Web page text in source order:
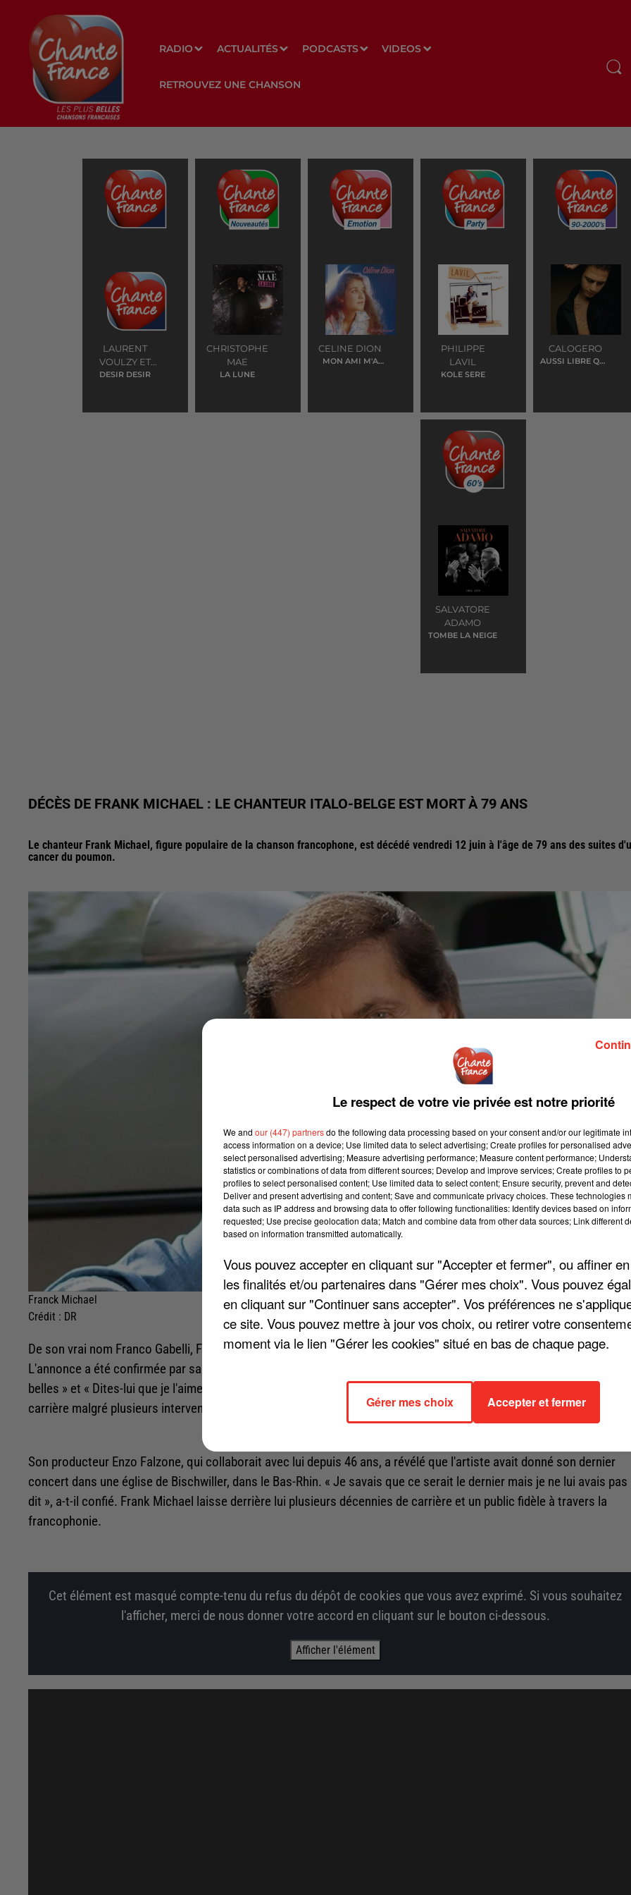
RADIO ACTUALITÉS PODCASTS VIDEOS
RETROUVEZ UNE CHANSON
LAURENT
VOULZY ET
VERONIQUE
DESIR DESIR
CHRISTOPHE
MAE
LA LUNE
CELINE DION
MON AMI M'A
PHILIPPE
LAVIL
KOLE SERE
CALOGERO
AUSSI LIBRE QUE
SALVATORE
ADAMO
TOMBE LA NEIGE
DÉCÈS DE FRANK MICHAEL : LE CHANTEUR ITALO-BELGE EST MORT À 79 ANS
Le chanteur Frank Michael, figure populaire de la chanson francophone, est décédé vendredi 12 juin à l'âge de 79 ans des suites
cancer du poumon.
Franck Michael
Crédit : DR
De son vrai nom Franco Gabelli, Frank Michael s'est éteint après plusieurs mois de fatigue et de problèmes de
L'annonce a été confirmée par sa fille Sandra Gabelli. Connu pour des succès comme « Toutes les femmes sont
belles » et « Dites-lui que je l'aime », celui que l'on surnommait le « crooner aux cheveux blancs » avait poursuivi sa
carrière malgré plusieurs interventions médicales importantes.
Son producteur Enzo Falzone, qui collaborait avec lui depuis 46 ans, a révélé que l'artiste avait donné son dernier
concert dans une église de Bischwiller, dans le Bas-Rhin. « Je savais que ce serait le dernier mais je ne lui avais pas
dit », a-t-il confié. Frank Michael laisse derrière lui plusieurs décennies de carrière et un public fidèle à travers la
francophonie.
Cet élément est masqué compte-tenu du refus du dépôt de cookies que vous avez exprimé. Si vous souhaitez
l'afficher, merci de nous donner votre accord en cliquant sur le bouton ci-dessous.
Afficher l'élément
Le respect de votre vie privée est notre priorité
We and our (447) partnersdo the following data processing based on your consent and/or our legitimate
access information on a device; Use limited data to select advertising; Create profiles for personalised
select personalised advertising; Measure advertising performance; Measure content performance;
statistics or combinations of data from different sources; Develop and improve services; Create profiles to
profiles to select personalised content; Use limited data to select content; Ensure security, prevent and
Deliver and present advertising and content; Save and communicate privacy choices. These technologies
data such as IP address and browsing data to offer following functionalities: Identify devices based on
requested; Use precise geolocation data; Match and combine data from other data sources; Link different
based on information transmitted automatically.
Vous pouvez accepter en cliquant sur "Accepter et fermer", ou affiner
les finalités et/ou partenaires dans "Gérer mes choix". Vous pouvez
en cliquant sur "Continuer sans accepter". Vos préférences ne
ce site. Vous pouvez mettre à jour vos choix, ou retirer votre
moment via le lien "Gérer les cookies" situé en bas de chaque page.
Gérer mes choix Accepter et fermer